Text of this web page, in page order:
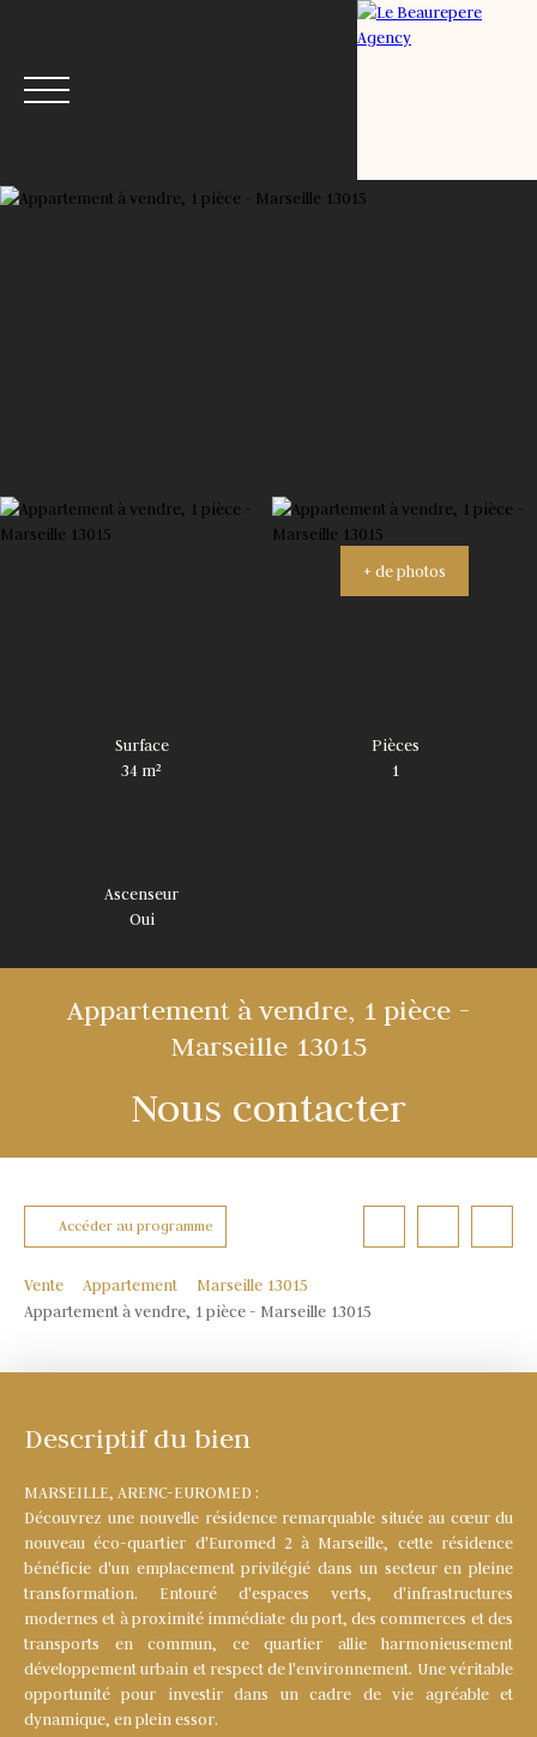
+ de photos
Surface
34 m²
Pièces
1
Ascenseur
Oui
Appartement à vendre, 1 pièce -
Marseille 13015
Nous contacter
Accéder au programme
Vente Appartement
Marseille 13015
Appartement à vendre, 1 pièce - Marseille 13015
Descriptif du bien
MARSEILLE, ARENC-EUROMED :
Découvrez une nouvelle résidence remarquable située au cœur du
nouveau éco-quartier d'Euromed 2 à Marseille, cette résidence
bénéficie d'un emplacement privilégié dans un secteur en pleine
transformation. Entouré d'espaces verts, d'infrastructures
modernes et à proximité immédiate du port, des commerces et des
transports en commun, ce quartier allie harmonieusement
développement urbain et respect de l'environnement. Une véritable
opportunité pour investir dans un cadre de vie agréable et
dynamique, en plein essor.